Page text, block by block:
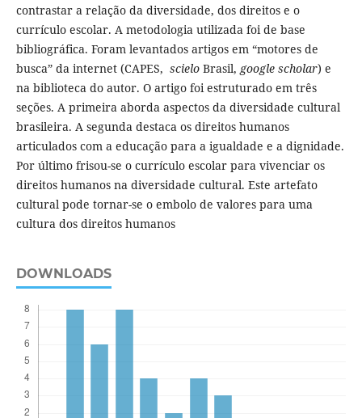
contrastar a relação da diversidade, dos direitos e o
currículo escolar. A metodologia utilizada foi de base
bibliográfica. Foram levantados artigos em “motores de
busca” da internet (CAPES, scielo Brasil, google scholar) e
na biblioteca do autor. O artigo foi estruturado em três
seções. A primeira aborda aspectos da diversidade cultural
brasileira. A segunda destaca os direitos humanos
articulados com a educação para a igualdade e a dignidade.
Por último frisou-se o currículo escolar para vivenciar os
direitos humanos na diversidade cultural. Este artefato
cultural pode tornar-se o embolo de valores para uma
cultura dos direitos humanos
DOWNLOADS